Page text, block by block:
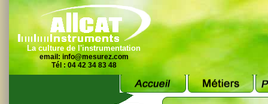
La culture de l'instrumentation
email: info@mesurez.com
Tél : 04 42 34 83 48